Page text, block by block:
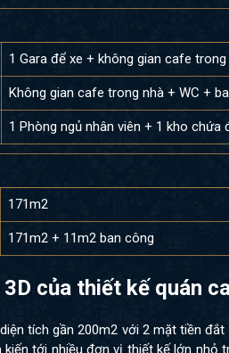
1 Gara để xe + không gian cafe
Không gian cafe trong nhà + WC +
1 Phòng ngủ nhân viên + 1 kho
171m2
171m2 + 11m2 ban công
của thiết kế quán
tích gần 200m2 với 2 mặt tiền
tới nhiều đơn vị thiết kế lớn nhỏ